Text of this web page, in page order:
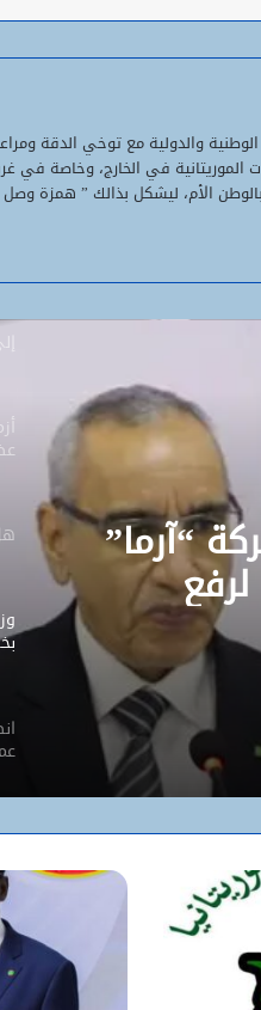
والدولية مع توخي الدقة
الموريتانية في الخارج، وخاصة في
الأم، ليشكل بذالك ” همزة وصل
“آرما”